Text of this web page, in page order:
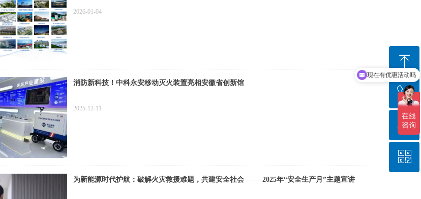
2026-01-04
消防新科技！中科永安移动灭火装置亮相安徽省创新馆
2025-12-11
为新能源时代护航：破解火灾救援难题，共建安全社会 —— 2025年“安全生产月”主题宣讲
ꁸ
回到顶部
ꂅ
400-680-9398
ꁗ
QQ客服
ꀥ
现在有优惠活动吗